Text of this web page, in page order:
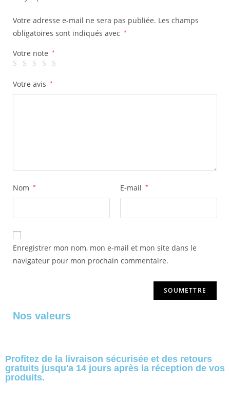
Votre adresse e-mail ne sera pas publiée. Les champs
obligatoires sont indiqués avec *
Votre note *
Votre avis *
Nom * E-mail *
Enregistrer mon nom, mon e-mail et mon site dans le
navigateur pour mon prochain commentaire.
Nos valeurs
Profitez de la livraison sécurisée et des retours
gratuits jusqu'a 14 jours après la réception de vos
produits.